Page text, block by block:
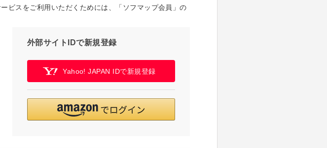
ビスをご利用いただくためには、「ソフマップ会員」の
外部サイトIDで新規登録
Yahoo! JAPAN IDで新規登録